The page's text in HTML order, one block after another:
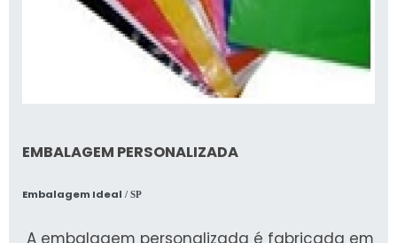
EMBALAGEM PERSONALIZADA
Embalagem Ideal / SP
A embalagem personalizada é fabricada em